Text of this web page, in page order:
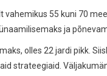
vahemikus 55 kuni 70
ja
olles 22 jardi pikk.
strateegiaid.